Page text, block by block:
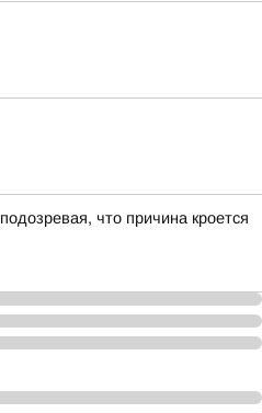
что причина кроется